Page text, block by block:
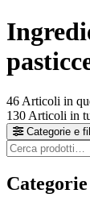
46 Articoli in
130 Articoli in
Categorie e
Cerca
prodotti
Categorie